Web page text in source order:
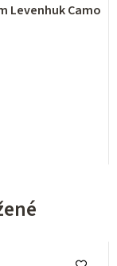
Levenhuk Camo